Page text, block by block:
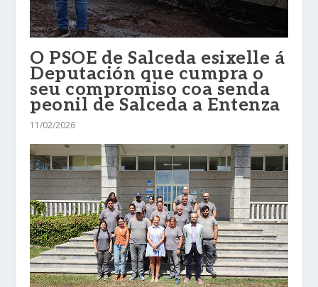
O PSOE de Salceda esixelle á
Deputación que cumpra o
seu compromiso coa senda
peonil de Salceda a Entenza
11/02/2026